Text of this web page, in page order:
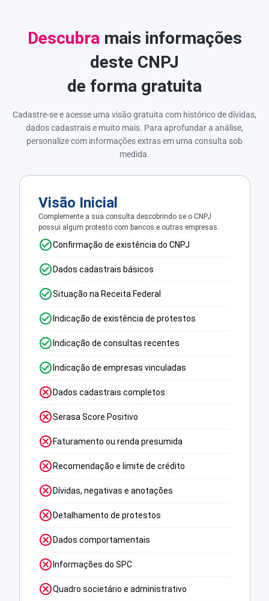
Descubra mais informações
deste CNPJ
de forma gratuita
Cadastre-se e acesse uma visão gratuita com histórico de dívidas,
dados cadastrais e muito mais. Para aprofundar a análise,
personalize com informações extras em uma consulta sob
medida.
Visão Inicial
Complemente a sua consulta descobrindo se o CNPJ
possui algum protesto com bancos e outras empresas.
Confirmação de existência do CNPJ
Dados cadastrais básicos
Situação na Receita Federal
Indicação de existência de protestos
Indicação de consultas recentes
Indicação de empresas vinculadas
Dados cadastrais completos
Serasa Score Positivo
Faturamento ou renda presumida
Recomendação e limite de crédito
Dívidas, negativas e anotações
Detalhamento de protestos
Dados comportamentais
Informações do SPC
Quadro societário e administrativo